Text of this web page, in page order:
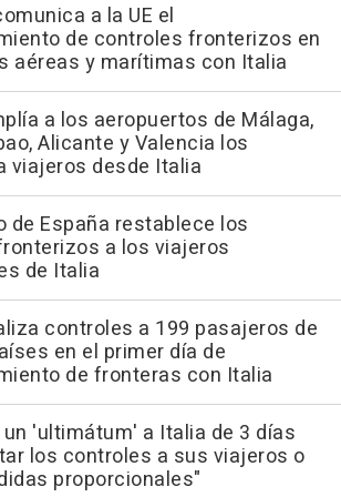
a la UE el
de controles fronterizos en
aéreas y marítimas con Italia
a los aeropuertos de Málaga,
Alicante y Valencia los
viajeros desde Italia
de España restablece los
a los viajeros
de Italia
controles a 199 pasajeros de
en el primer día de
de fronteras con Italia
un 'ultimátum' a Italia de 3 días
los controles a sus viajeros o
proporcionales"